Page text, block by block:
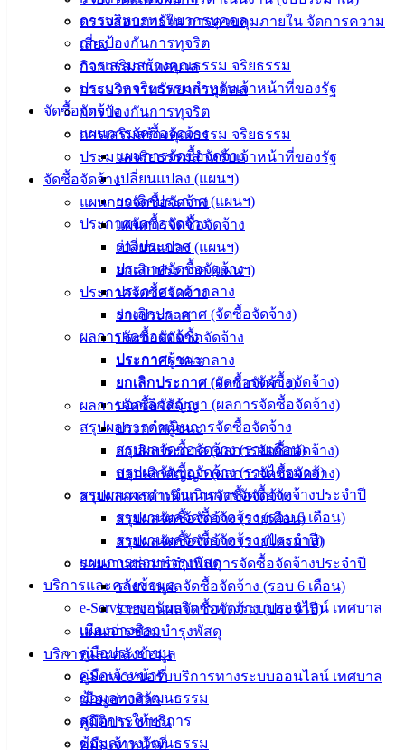
การบริหารทรัพยากรบุคคล
การป้องกันการทุจริต
การเสริมสร้างคุณธรรม จริยธรรม
ประมวลจริยธรรมสำหรับเจ้าหน้าที่ของรัฐ
จัดซื้อจัดจ้าง
แผนการจัดซื้อจัดจ้าง
แผนการจัดซื้อจัดจ้าง
เปลี่ยนแปลง (แผนฯ)
ยกเลิกประกาศ (แผนฯ)
ประกาศจัดซื้อจัดจ้าง
ร่างประกาศ
ประกาศจัดซื้อจัดจ้าง
ประกาศราคากลาง
ยกเลิกประกาศ (จัดซื้อจัดจ้าง)
ผลการจัดซื้อจัดจ้าง
ประกาศผู้ชนะ
ยกเลิกประกาศ (ผลการจัดซื้อจัดจ้าง)
บอกเลิกสัญญา (ผลการจัดซื้อจัดจ้าง)
สรุปผลการดำเนินการจัดซื้อจัดจ้าง
สรุปผลจัดซื้อจัดจ้าง (รายเดือน)
สรุปผลจัดซื้อจัดจ้าง (รายไตรมาส)
รายงานผลการดำเนินการจัดซื้อจัดจ้างประจำปี
รายงานผลจัดซื้อจัดจ้าง (รอบ 6 เดือน)
รายงานผลจัดซื้อจัดจ้าง (ประจำปี)
แผนการซ่อมบำรุงพัสดุ
บริการและคลังข้อมูล
e-Service ขอรับบริการทางระบบออนไลน์ เทศบาล
เมืองอ่างศิลา
คู่มือประชาชน
คู่มือเจ้าหน้าที่
ข้อมูลทางวัฒนธรรม
สถิติการให้บริการ
ข้อมูลทางวัฒนธรรม
ตรวจสอบภายใน การควบคุมภายใน จัดการความ
เสี่ยง
กิจการสภาเทศบาล
การบริหารทรัพยากรบุคคล
การป้องกันการทุจริต
การเสริมสร้างคุณธรรม จริยธรรม
ประมวลจริยธรรมสำหรับเจ้าหน้าที่ของรัฐ
จัดซื้อจัดจ้าง
แผนการจัดซื้อจัดจ้าง
แผนการจัดซื้อจัดจ้าง
เปลี่ยนแปลง (แผนฯ)
ยกเลิกประกาศ (แผนฯ)
ประกาศจัดซื้อจัดจ้าง
ร่างประกาศ
ประกาศจัดซื้อจัดจ้าง
ประกาศราคากลาง
ยกเลิกประกาศ (จัดซื้อจัดจ้าง)
ผลการจัดซื้อจัดจ้าง
ประกาศผู้ชนะ
ยกเลิกประกาศ (ผลการจัดซื้อจัดจ้าง)
บอกเลิกสัญญา (ผลการจัดซื้อจัดจ้าง)
สรุปผลการดำเนินการจัดซื้อจัดจ้าง
สรุปผลจัดซื้อจัดจ้าง (รายเดือน)
สรุปผลจัดซื้อจัดจ้าง (รายไตรมาส)
รายงานผลการดำเนินการจัดซื้อจัดจ้างประจำปี
รายงานผลจัดซื้อจัดจ้าง (รอบ 6 เดือน)
รายงานผลจัดซื้อจัดจ้าง (ประจำปี)
แผนการซ่อมบำรุงพัสดุ
บริการและคลังข้อมูล
e-Service ขอรับบริการทางระบบออนไลน์ เทศบาล
เมืองอ่างศิลา
คู่มือประชาชน
คู่มือเจ้าหน้าที่
บริการ
ประชาชน
ดาวน์โหลด
แบบ
ฟอร์ม,
เอกสาร
คู่มือ
สำหรับ
ประชาชน/
งาน
น่ารู้
ข่าวสาร
อิเล็กทรอนิกส์
(Knowledge
Management)
เทศบาล
สายตรง
นายก
ประวัติ
เทศบาล
ผู้บริหาร